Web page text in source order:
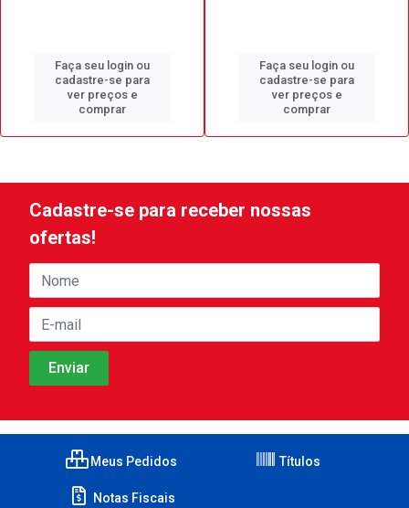
Faça seu login ou
cadastre-se para
ver preços e
comprar
Faça seu login ou
cadastre-se para
ver preços e
comprar
Cadastre-se para receber nossas
ofertas!
Meus Pedidos Títulos
Notas Fiscais